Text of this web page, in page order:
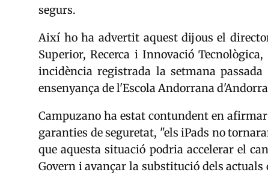
segurs.
Així ho ha advertit aquest dijous el
Superior, Recerca i Innovació Tecnològica,
incidència registrada la setmana
ensenyança de l'Escola Andorrana
Campuzano ha estat contundent en
garanties de seguretat, "els iPads no
que aquesta situació podria accelerar el
Govern i avançar la substitució dels